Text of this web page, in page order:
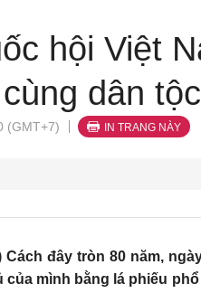
hội Việt
dân tộc
(GMT+7) IN TRANG NÀY
Cách đây tròn 80 năm,
mình bằng lá phiếu